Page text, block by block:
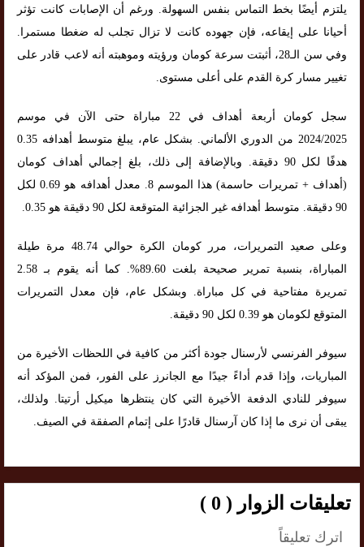
يلتزم أيضًا بخط التماس بنفس السهولة. ورغم أن الإصابات كانت تؤثر
أحيانا على إيقاعه، فإن جهوده كانت لا تزال تجلب له ضغطا مستمرا.
وفي سن الـ28، أثبتت سرعة كومان ورؤيته وموهبته أنه لاعب قادر على
تغيير مسار كرة القدم على أعلى مستوى.
سجل كومان أربعة أهداف في 22 مباراة حتى الآن في موسم
2024/2025 من الدوري الألماني. بشكل عام، يبلغ متوسط ​​أهدافه 0.35
هدفًا لكل 90 دقيقة. وبالإضافة إلى ذلك، بلغ إجمالي أهداف كومان
(أهداف + تمريرات حاسمة) هذا الموسم 8. معدل أهدافه هو 0.69 لكل
90 دقيقة. متوسط ​​أهدافه غير الجزائية المتوقعة لكل 90 دقيقة هو 0.35.
وعلى صعيد التمريرات، مرر كومان الكرة حوالي 48.74 مرة طيلة
المباراة، بنسبة تمرير صحيحة بلغت 89.60%. كما أنه يقوم بـ 2.58
تمريرة مفتاحية في كل مباراة. وبشكل عام، فإن معدل التمريرات
المتوقع لكومان هو 0.39 لكل 90 دقيقة.
سيوفر الفرنسي لأرسنال جودة أكثر من كافية في اللحظات الأخيرة من
المباريات، وإذا قدم أداءً جيدًا مع الجانرز على الفور، فمن المؤكد أنه
سيوفر للنادي الدفعة الأخيرة التي كان ينتظرها ميكيل أرتيتا. ولذلك،
يبقى أن نرى ما إذا كان آرسنال قادرًا على إتمام الصفقة في الصيف.
تعليقات الزوار ( 0 )
اترك تعليقاً